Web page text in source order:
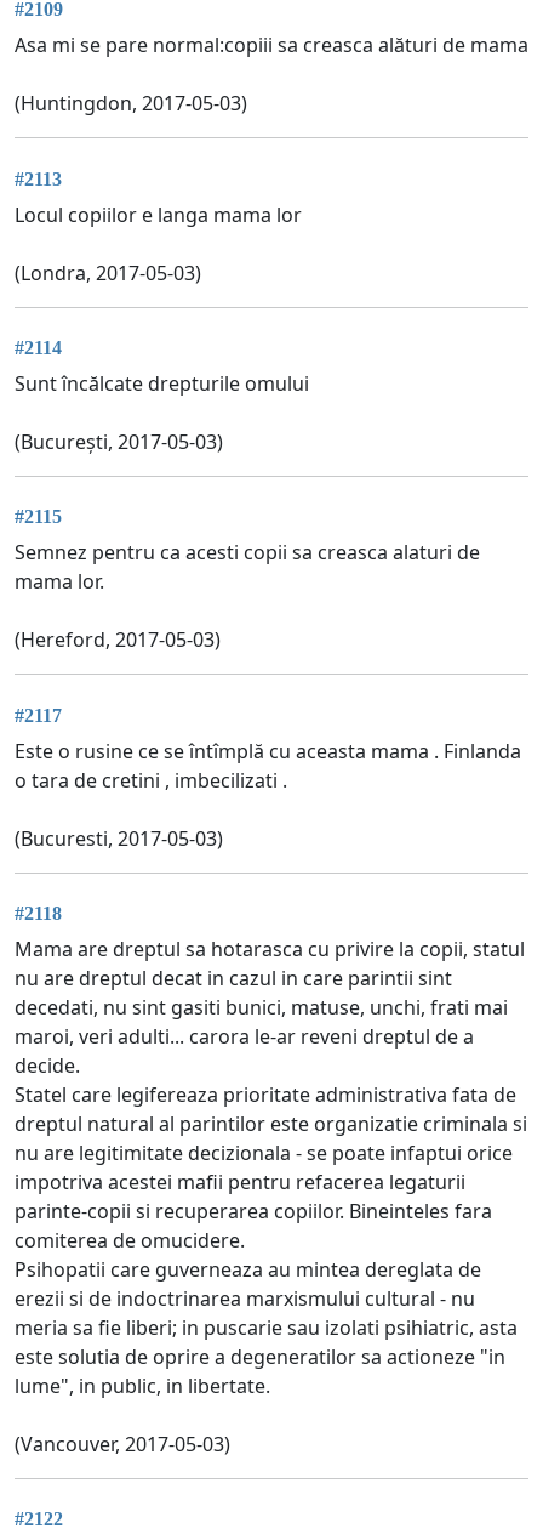
#2109
Asa mi se pare normal:copiii sa creasca alături de mama
(Huntingdon, 2017-05-03)
#2113
Locul copiilor e langa mama lor
(Londra, 2017-05-03)
#2114
Sunt încălcate drepturile omului
(București, 2017-05-03)
#2115
Semnez pentru ca acesti copii sa creasca alaturi de
mama lor.
(Hereford, 2017-05-03)
#2117
Este o rusine ce se întîmplă cu aceasta mama . Finlanda
o tara de cretini , imbecilizati .
(Bucuresti, 2017-05-03)
#2118
Mama are dreptul sa hotarasca cu privire la copii, statul
nu are dreptul decat in cazul in care parintii sint
decedati, nu sint gasiti bunici, matuse, unchi, frati mai
maroi, veri adulti... carora le-ar reveni dreptul de a
decide.
Statel care legifereaza prioritate administrativa fata de
dreptul natural al parintilor este organizatie criminala si
nu are legitimitate decizionala - se poate infaptui orice
impotriva acestei mafii pentru refacerea legaturii
parinte-copii si recuperarea copiilor. Bineinteles fara
comiterea de omucidere.
Psihopatii care guverneaza au mintea dereglata de
erezii si de indoctrinarea marxismului cultural - nu
meria sa fie liberi; in puscarie sau izolati psihiatric, asta
este solutia de oprire a degeneratilor sa actioneze "in
lume", in public, in libertate.
(Vancouver, 2017-05-03)
#2122